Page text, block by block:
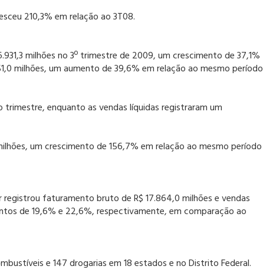
210,3% em relação ao 3T08.
milhões no 3º trimestre de 2009, um crescimento de 37,1%
milhões, um aumento de 39,6% em relação ao mesmo período
enquanto as vendas líquidas registraram um
um crescimento de 156,7% em relação ao mesmo período
faturamento bruto de R$ 17.864,0 milhões e vendas
de 19,6% e 22,6%, respectivamente, em comparação ao
e 147 drogarias em 18 estados e no Distrito Federal.